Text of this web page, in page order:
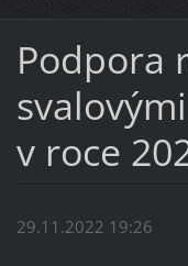
Podpora
v roce
29.11.2022 19:26